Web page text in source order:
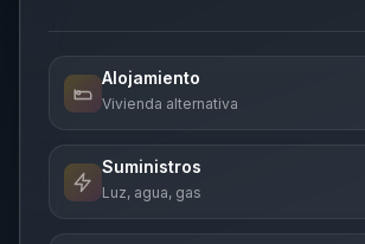
Alojamiento
Vivienda alternativa
Suministros
Luz, agua, gas